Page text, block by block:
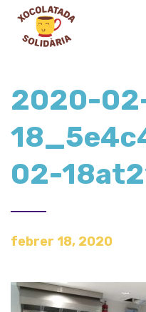
2020-
02-
febrer 18, 2020